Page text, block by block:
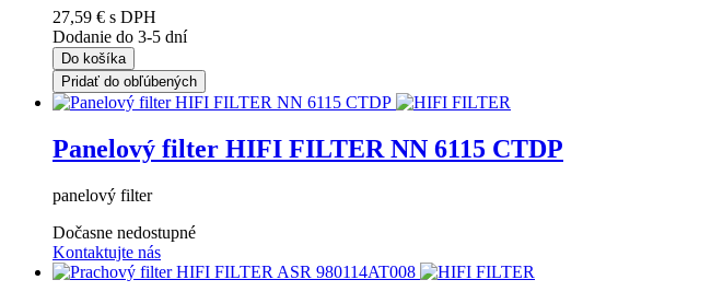
27,59 € s DPH
Dodanie do 3-5 dní
Do košíka
Pridať do obľúbených
Panelový filter HIFI FILTER NN 6115 CTDP
panelový filter
Dočasne nedostupné
Kontaktujte nás